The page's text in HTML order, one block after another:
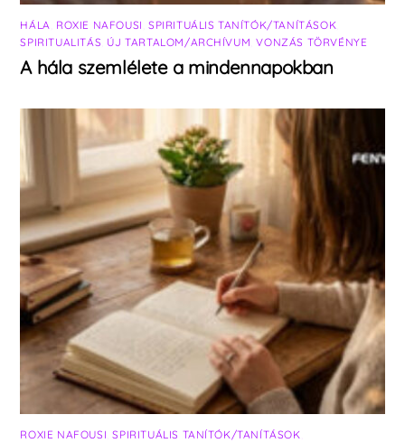
HÁLA ROXIE NAFOUSI SPIRITUÁLIS TANÍTÓK/TANÍTÁSOK
SPIRITUALITÁS ÚJ TARTALOM/ARCHÍVUM ,VONZÁS TÖRVÉNYE
A hála szemlélete a mindennapokban
ROXIE NAFOUSI ,SPIRITUÁLIS TANÍTÓK/TANÍTÁSOK